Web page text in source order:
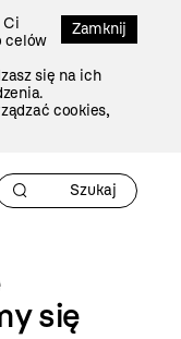
Zamknij
Ci
celów
się na ich
cookies,
się